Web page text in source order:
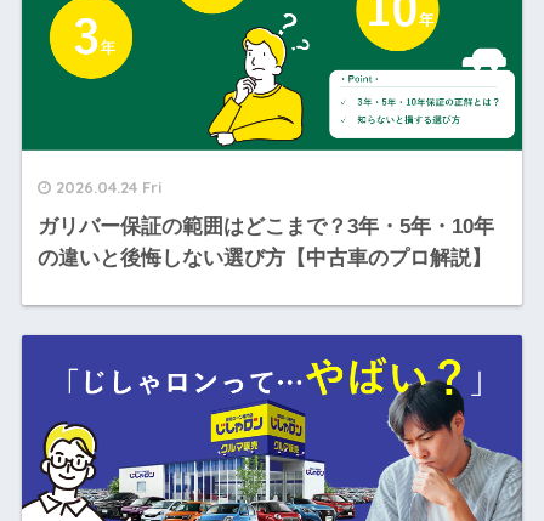
2026.04.24 Fri
ガリバー保証の範囲はどこまで？3年・5年・10年
の違いと後悔しない選び方【中古車のプロ解説】